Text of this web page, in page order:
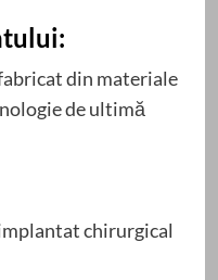
din materiale
de ultimă
chirurgical